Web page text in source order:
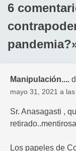
6
pandemia?
Manipulación....
mayo 31, 2021 a
Sr. Anasagasti ,
Los papeles de